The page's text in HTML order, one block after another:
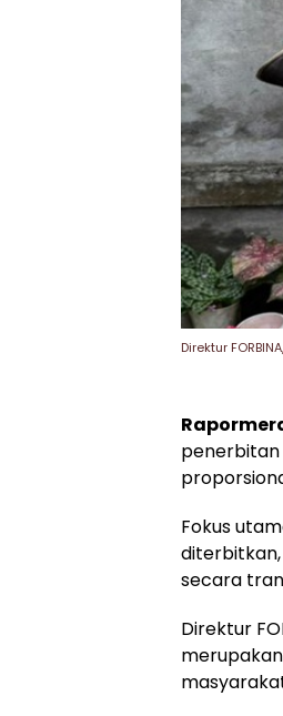
Direktur
penerbitan
Fokus
secara
Direktur